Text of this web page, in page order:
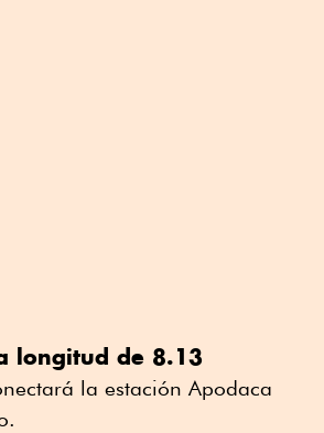
longitud de 8.13
la estación Apodaca